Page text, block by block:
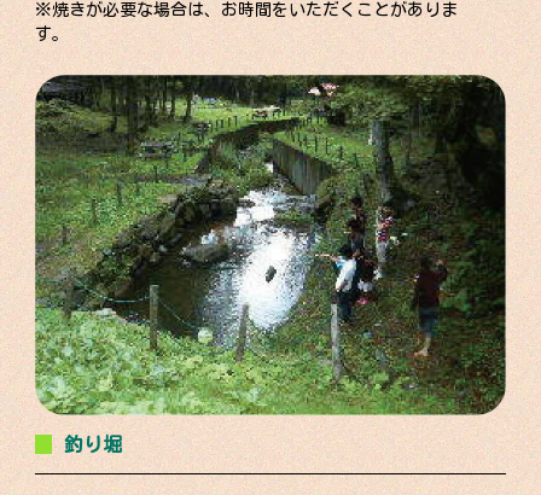
※焼きが必要な場合は、お時間をいただくことがありま
す。
釣り堀